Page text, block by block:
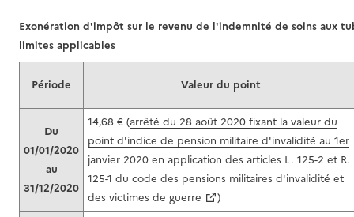
Exonération d'impôt sur le revenu de l'indemnité de soins aux
limites applicables
Période Valeur du point
Du
01/01/2020
au
31/12/2020
14,68 € (arrêté du 28 août 2020 fixant la valeur du
point d'indice de pension militaire d'invalidité au 1er
janvier 2020 en application des articles L. 125-2 et R.
125-1 du code des pensions militaires d'invalidité et
des victimes de guerre
)